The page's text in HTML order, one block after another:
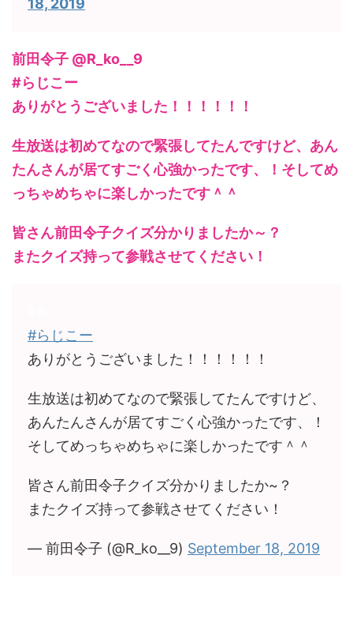
18, 2019
前田令子 @R_ko__9
#らじこー
ありがとうございました！！！！！！
生放送は初めてなので緊張してたんですけど、あん
たんさんが居てすごく心強かったです、！そしてめ
っちゃめちゃに楽しかったです＾＾
皆さん前田令子クイズ分かりましたか～？
またクイズ持って参戦させてください！
#らじこー
ありがとうございました！！！！！！
生放送は初めてなので緊張してたんですけど、
あんたんさんが居てすごく心強かったです、！
そしてめっちゃめちゃに楽しかったです＾＾
皆さん前田令子クイズ分かりましたか~？
またクイズ持って参戦させてください！
— 前田令子 (@R_ko__9) September 18, 2019